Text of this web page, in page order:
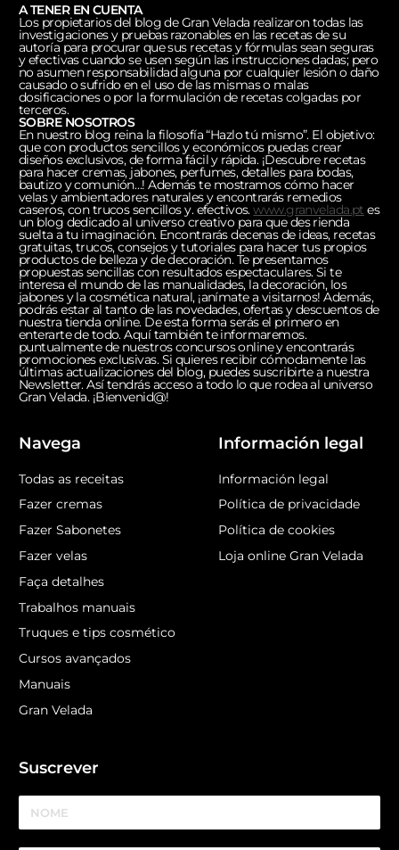
A TENER EN CUENTA
Los propietarios del blog de Gran Velada realizaron todas las
investigaciones y pruebas razonables en las recetas de su
autoría para procurar que sus recetas y fórmulas sean seguras
y efectivas cuando se usen según las instrucciones dadas; pero
no asumen responsabilidad alguna por cualquier lesión o daño
causado o sufrido en el uso de las mismas o malas
dosificaciones o por la formulación de recetas colgadas por
terceros.
SOBRE NOSOTROS
En nuestro blog reina la filosofía “Hazlo tú mismo”. El objetivo:
que con productos sencillos y económicos puedas crear
diseños exclusivos, de forma fácil y rápida. ¡Descubre recetas
para hacer cremas, jabones, perfumes, detalles para bodas,
bautizo y comunión…! Además te mostramos cómo hacer
velas y ambientadores naturales y encontrarás remedios
caseros, con trucos sencillos y. efectivos.www.granvelada.pt es
un blog dedicado al universo creativo para que des rienda
suelta a tu imaginación. Encontrarás decenas de ideas, recetas
gratuitas, trucos, consejos y tutoriales para hacer tus propios
productos de belleza y de decoración. Te presentamos
propuestas sencillas con resultados espectaculares. Si te
interesa el mundo de las manualidades, la decoración, los
jabones y la cosmética natural, ¡anímate a visitarnos! Además,
podrás estar al tanto de las novedades, ofertas y descuentos de
nuestra tienda online. De esta forma serás el primero en
enterarte de todo. Aquí también te informaremos.
puntualmente de nuestros concursos online y encontrarás
promociones exclusivas. Si quieres recibir cómodamente las
últimas actualizaciones del blog, puedes suscribirte a nuestra
Newsletter. Así tendrás acceso a todo lo que rodea al universo
Gran Velada. ¡Bienvenid@!
Navega
Todas as receitas
Fazer cremas
Fazer Sabonetes
Fazer velas
Faça detalhes
Trabalhos manuais
Truques e tips cosmético
Cursos avançados
Manuais
Gran Velada
Información legal
Información legal
Política de privacidade
Política de cookies
Loja online Gran Velada
Suscrever